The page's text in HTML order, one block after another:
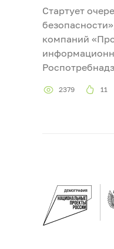
Стартует
компаний
2379 11